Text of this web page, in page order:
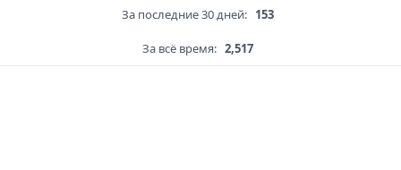
За последние 30 дней: 153
За всё время: 2,517